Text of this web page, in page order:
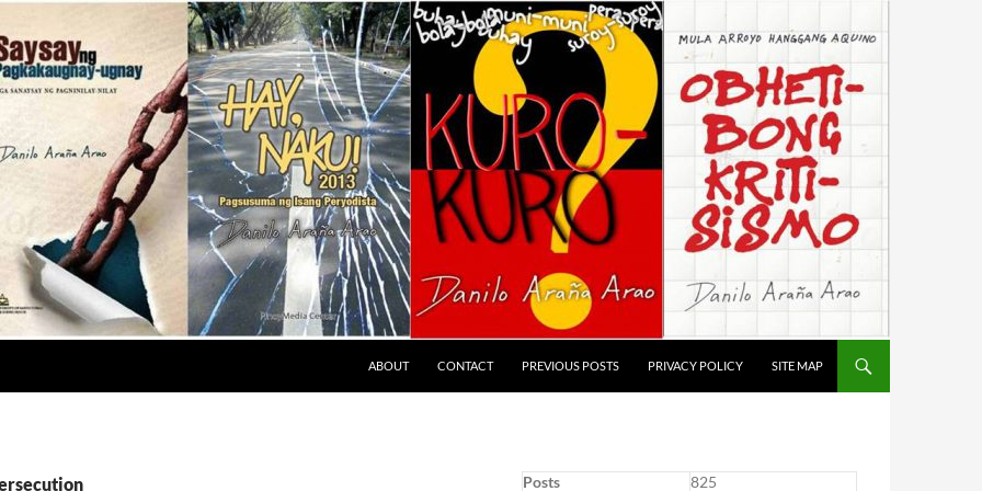
ABOUT CONTACT PREVIOUS POSTS PRIVACY POLICY SITE MAP
Posts
825